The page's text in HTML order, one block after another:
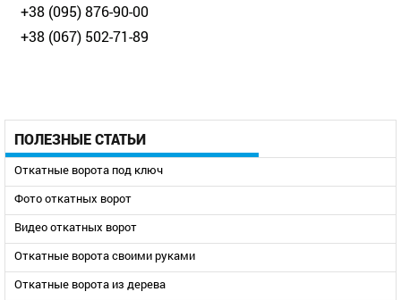
ПОЛЕЗНЫЕ СТАТЬИ
Откатные ворота под ключ
Фото откатных ворот
Видео откатных ворот
Откатные ворота своими руками
Откатные ворота из дерева
+38 (095) 876-90-00
+38 (067) 502-71-89